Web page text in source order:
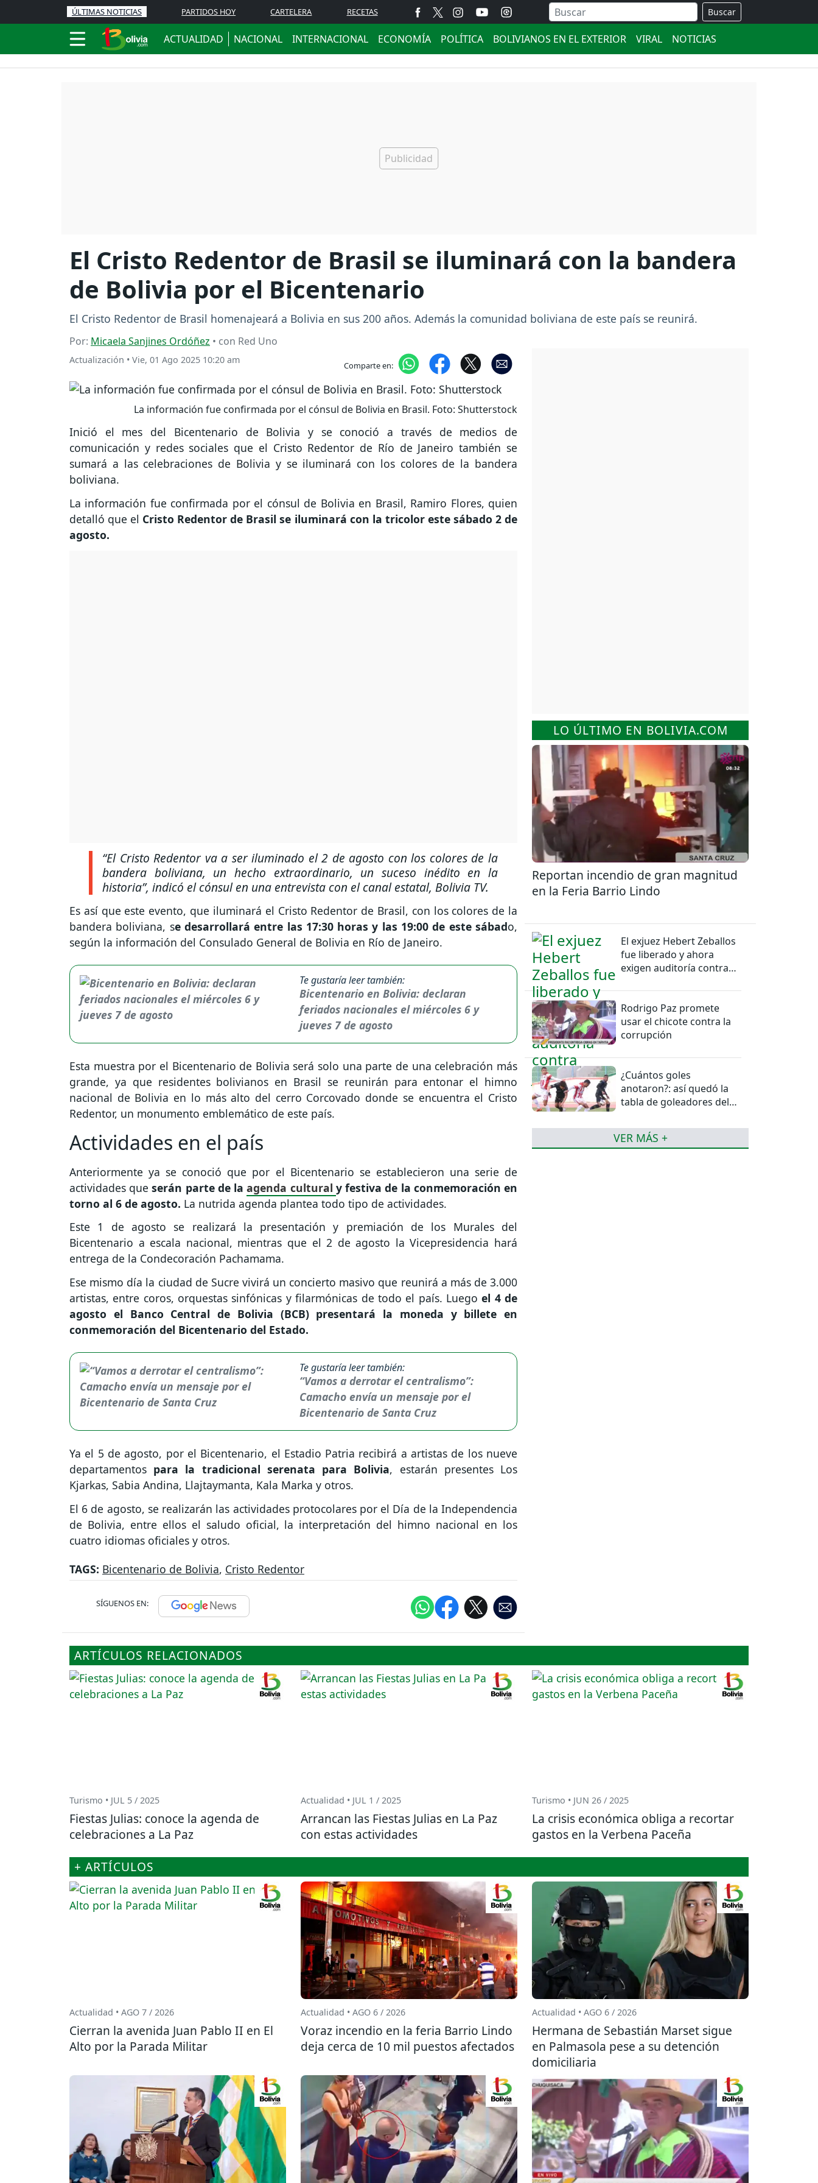
ÚLTIMAS NOTICIAS PARTIDOS HOY CARTELERA RECETAS Buscar
ACTUALIDAD NACIONAL INTERNACIONAL ECONOMÍA POLÍTICA BOLIVIANOS EN EL EXTERIOR VIRAL NOTICIAS
El Cristo Redentor de Brasil se iluminará con la bandera
de Bolivia por el Bicentenario
El Cristo Redentor de Brasil homenajeará a Bolivia en sus 200 años. Además la comunidad boliviana de este país se reunirá.
Por: Micaela Sanjines Ordóñez • con Red Uno
Actualización • Vie, 01 Ago 2025 10:20 am Comparte en:
La información fue confirmada por el cónsul de Bolivia en Brasil. Foto: Shutterstock
Inició el mes del Bicentenario de Bolivia y se conoció a través de medios de
comunicación y redes sociales que el Cristo Redentor de Río de Janeiro también se
sumará a las celebraciones de Bolivia y se iluminará con los colores de la bandera
boliviana.
La información fue confirmada por el cónsul de Bolivia en Brasil, Ramiro Flores, quien
detalló que el Cristo Redentor de Brasil se iluminará con la tricolor este sábado 2 de
agosto.
“El Cristo Redentor va a ser iluminado el 2 de agosto con los colores de la
bandera boliviana, un hecho extraordinario, un suceso inédito en la
historia”, indicó el cónsul en una entrevista con el canal estatal, Bolivia TV.
Es así que este evento, que iluminará el Cristo Redentor de Brasil, con los colores de la
bandera boliviana, se desarrollará entre las 17:30 horas y las 19:00 de este sábado,
según la información del Consulado General de Bolivia en Río de Janeiro.
Te gustaría leer también:
Bicentenario en Bolivia: declaran
feriados nacionales el miércoles 6 y
jueves 7 de agosto
Esta muestra por el Bicentenario de Bolivia será solo una parte de una celebración más
grande, ya que residentes bolivianos en Brasil se reunirán para entonar el himno
nacional de Bolivia en lo más alto del cerro Corcovado donde se encuentra el Cristo
Redentor, un monumento emblemático de este país.
Actividades en el país
Anteriormente ya se conoció que por el Bicentenario se establecieron una serie de
actividades queserán parte de laagenda cultural y festiva de la conmemoración en
torno al 6 de agosto. La nutrida agenda plantea todo tipo de actividades.
Este 1 de agosto se realizará la presentación y premiación de los Murales del
Bicentenario a escala nacional, mientras que el 2 de agosto la Vicepresidencia hará
entrega de la Condecoración Pachamama.
Ese mismo día la ciudad de Sucre vivirá un concierto masivo que reunirá a más de 3.000
artistas, entre coros, orquestas sinfónicas y filarmónicas de todo el país. Luego el 4 de
agosto el Banco Central de Bolivia (BCB) presentará la moneda y billete en
conmemoración del Bicentenario del Estado.
Te gustaría leer también:
“Vamos a derrotar el centralismo”:
Camacho envía un mensaje por el
Bicentenario de Santa Cruz
Ya el 5 de agosto, por el Bicentenario, el Estadio Patria recibirá a artistas de los nueve
departamentos para la tradicional serenata para Bolivia, estarán presentes Los
Kjarkas, Sabia Andina, Llajtaymanta, Kala Marka y otros.
El 6 de agosto, se realizarán las actividades protocolares por el Día de la Independencia
de Bolivia, entre ellos el saludo oficial, la interpretación del himno nacional en los
cuatro idiomas oficiales y otros.
TAGS: Bicentenario de Bolivia, Cristo Redentor
SÍGUENOS EN:
LO ÚLTIMO EN BOLIVIA.COM
Reportan incendio de gran magnitud
en la Feria Barrio Lindo
El exjuez Hebert Zeballos
fue liberado y ahora
exigen auditoría contra
Rodrigo Paz promete
usar el chicote contra la
corrupción
¿Cuántos goles
anotaron?: así quedó la
tabla de goleadores del
VER MÁS +
ARTÍCULOS RELACIONADOS
Turismo • JUL 5 / 2025
Fiestas Julias: conoce la agenda de
celebraciones a La Paz
Actualidad • JUL 1 / 2025
Arrancan las Fiestas Julias en La Paz
con estas actividades
Turismo • JUN 26 / 2025
La crisis económica obliga a recortar
gastos en la Verbena Paceña
+ ARTÍCULOS
Actualidad • AGO 7 / 2026
Cierran la avenida Juan Pablo II en El
Alto por la Parada Militar
Actualidad • AGO 6 / 2026
Voraz incendio en la feria Barrio Lindo
deja cerca de 10 mil puestos afectados
Actualidad • AGO 6 / 2026
Hermana de Sebastián Marset sigue
en Palmasola pese a su detención
domiciliaria